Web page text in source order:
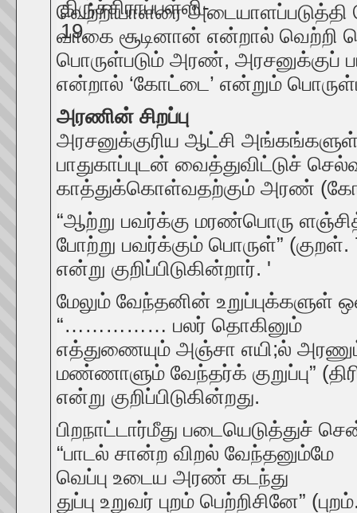
வெற்றியாளரை அடையாளப்படுத்தி
வாகை சூடினான் என்றால் வெற்றி
பொருள்படும் அரண், அரசனுக்குப்
என்றால் ‘கோட்டை’ என்றும்
அரணின் சிறப்பு
அரசனுக்குரிய ஆட்சி
பாதுகாப்புடன் வைத்துவிட்டுச்
காத்துக்கொள்வதற்கும் அரண்
“ஆற்று பவர்க்கு மரண்பொரு
போற்று பவர்க்கும் பொருள்” (குறள்.
என்று குறிப்பிடுகின்றார். '
மேலும் வேந்தனின் உறுப்புக்களுள்
“…………… பலர் தொகினும்
எத்துணையும் அஞ்சா எயி;ல்
மண்ணாளும் வேந்தர்க் குறுப்பு”
என்று குறிப்பிடுகின்றது.
பிறநாட்டார்மீது
“பாடல் சான்ற விறல் வேந்தனும்மே
வெப்பு உடைய அரண் கடந்து
துப்பு உறுவர் புறம் பெற்றிசினே”